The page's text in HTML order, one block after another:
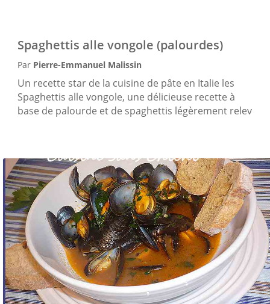
Spaghettis alle vongole (palourdes)
Par Pierre-Emmanuel Malissin
Un recette star de la cuisine de pâte en Italie les
Spaghettis alle vongole, une délicieuse recette à
base de palourde et de spaghettis légèrement relev